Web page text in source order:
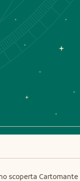
scoperta